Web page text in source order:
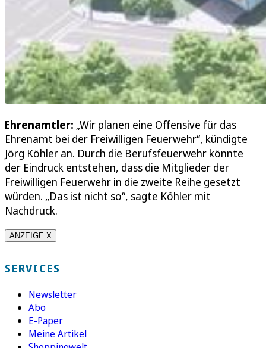
Ehrenamtler: „Wir planen eine Offensive für das
Ehrenamt bei der Freiwilligen Feuerwehr“, kündigte
Jörg Köhler an. Durch die Berufsfeuerwehr könnte
der Eindruck entstehen, dass die Mitglieder der
Freiwilligen Feuerwehr in die zweite Reihe gesetzt
würden. „Das ist nicht so“, sagte Köhler mit
Nachdruck.
ANZEIGE X
SERVICES
Newsletter
Abo
E-Paper
Meine Artikel